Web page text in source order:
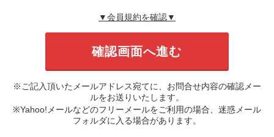
▼会員規約を確認▼
※ご記入頂いたメールアドレス宛てに、お問合せ内容の確認メー
ルをお送りいたします。
※Yahoo!メールなどのフリーメールをご利用の場合、迷惑メール
フォルダに入る場合があります。